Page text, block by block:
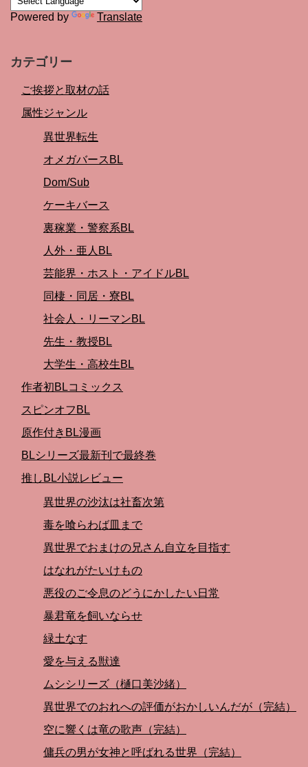
Powered by Translate
カテゴリー
ご挨拶と取材の話
属性ジャンル
異世界転生
オメガバースBL
Dom/Sub
ケーキバース
裏稼業・警察系BL
人外・亜人BL
芸能界・ホスト・アイドルBL
同棲・同居・寮BL
社会人・リーマンBL
先生・教授BL
大学生・高校生BL
作者初BLコミックス
スピンオフBL
原作付きBL漫画
BLシリーズ最新刊で最終巻
推しBL小説レビュー
異世界の沙汰は社畜次第
毒を喰らわば皿まで
異世界でおまけの兄さん自立を目指す
はなれがたいけもの
悪役のご令息のどうにかしたい日常
暴君竜を飼いならせ
緑土なす
愛を与える獣達
ムシシリーズ（樋口美沙緒）
異世界でのおれへの評価がおかしいんだが（完結）
空に響くは竜の歌声（完結）
傭兵の男が女神と呼ばれる世界（完結）